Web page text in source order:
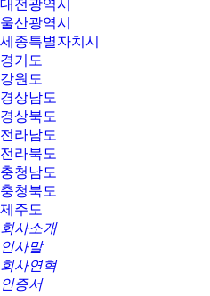
대전광역시
울산광역시
세종특별자치시
경기도
강원도
경상남도
경상북도
전라남도
전라북도
충청남도
충청북도
제주도
회사소개
인사말
회사연혁
인증서